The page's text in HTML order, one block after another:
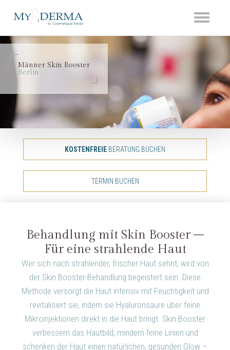
Toggle
Männer Skin Booster
Berlin
KOSTENFREIE BERATUNG BUCHEN
TERMIN BUCHEN
Behandlung mit Skin Booster –
Für eine strahlende Haut
Wer sich nach strahlender, frischer Haut sehnt, wird von
der Skin Booster-Behandlung begeistert sein. Diese
Methode versorgt die Haut intensiv mit Feuchtigkeit und
revitalisiert sie, indem sie Hyaluronsäure über feine
Mikroinjektionen direkt in die Haut bringt. Skin Booster
verbessern das Hautbild, mindern feine Linien und
schenken der Haut einen natürlichen, gesunden Glow –